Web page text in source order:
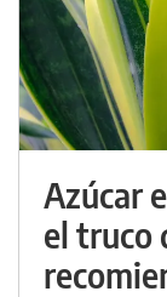
Azúcar
el truco